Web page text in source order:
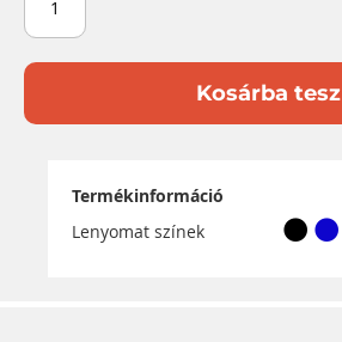
Kosárba tesz
Termékinformáció
Lenyomat színek